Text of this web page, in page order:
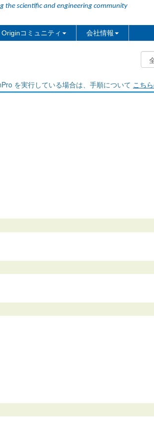
the scientific and engineering community
Originコミュニティ 会社情報
を実行している場合は、手順について こち